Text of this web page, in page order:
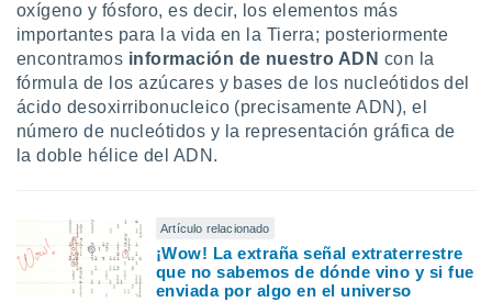
oxígeno y fósforo, es decir, los elementos más
importantes para la vida en la Tierra; posteriormente
encontramos información de nuestro ADN con la
fórmula de los azúcares y bases de los nucleótidos del
ácido desoxirribonucleico (precisamente ADN), el
número de nucleótidos y la representación gráfica de
la doble hélice del ADN.
Artículo relacionado
¡Wow! La extraña señal extraterrestre
que no sabemos de dónde vino y si fue
enviada por algo en el universo